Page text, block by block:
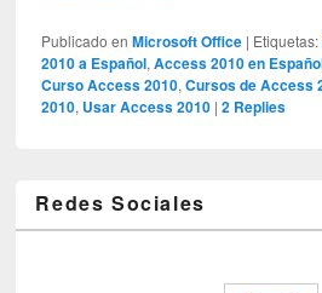
Publicado en Microsoft Office | Etiquetas:
2010 a Español,Access 2010 en
Curso Access 2010,Cursos de Access
2010, Usar Access 2010 |2 Replies
Redes Sociales